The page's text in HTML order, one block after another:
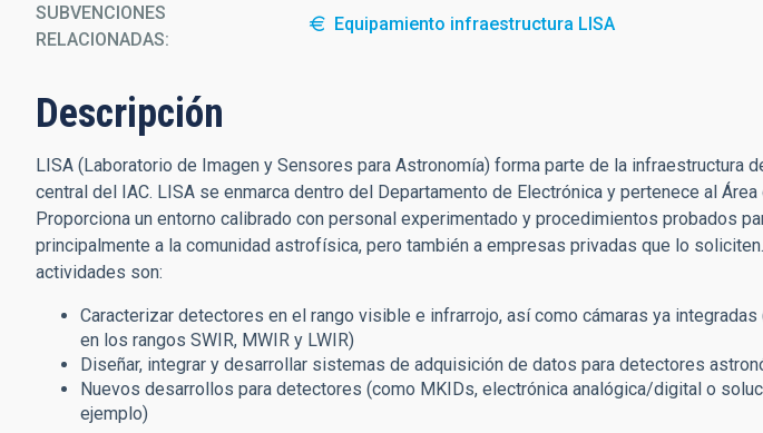
SUBVENCIONES
RELACIONADAS:
Equipamiento infraestructura LISA
Descripción
LISA (Laboratorio de Imagen y Sensores para Astronomía) forma parte de la infraestructura
central del IAC. LISA se enmarca dentro del Departamento de Electrónica y pertenece al
Proporciona un entorno calibrado con personal experimentado y procedimientos probados
principalmente a la comunidad astrofísica, pero también a empresas privadas que lo
actividades son:
Caracterizar detectores en el rango visible e infrarrojo, así como cámaras ya
en los rangos SWIR, MWIR y LWIR)
Diseñar, integrar y desarrollar sistemas de adquisición de datos para detectores
Nuevos desarrollos para detectores (como MKIDs, electrónica analógica/digital o
ejemplo)